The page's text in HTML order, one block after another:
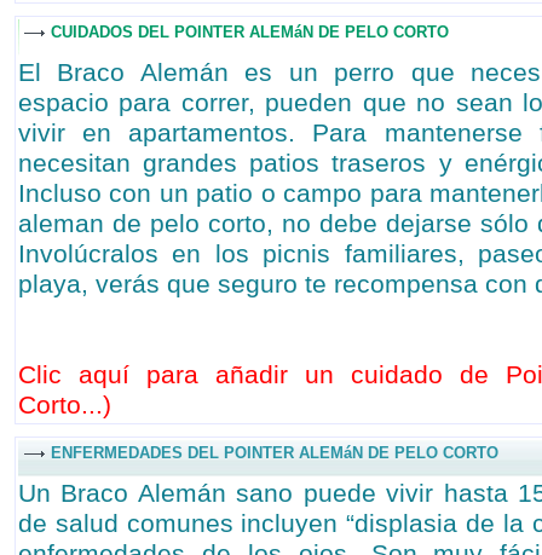
CUIDADOS DEL POINTER ALEMáN DE PELO CORTO
El Braco Alemán es un perro que
espacio para correr, pueden que no sean
vivir en apartamentos. Para mantenerse
necesitan grandes patios traseros y
Incluso con un patio o campo para
aleman de pelo corto, no debe dejarse sólo
Involúcralos en los picnis familiares,
playa, verás que seguro te recompensa con
Clic aquí para añadir un cuidado de
Corto...)
ENFERMEDADES DEL POINTER ALEMáN DE PELO CORTO
Un Braco Alemán sano puede vivir hasta
de salud comunes incluyen “displasia de la